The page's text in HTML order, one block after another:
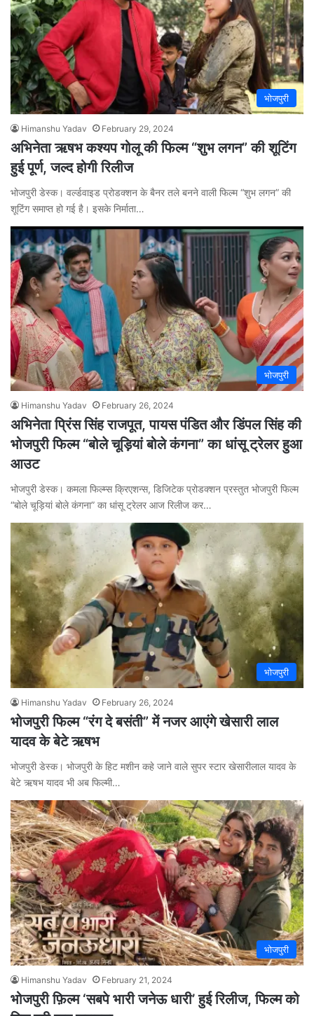
भोजपुरी
Himanshu Yadav February 29, 2024
अभिनेता ऋषभ कश्यप गोलू की फिल्म “शुभ लगन” की शूटिंग
हुई पूर्ण, जल्द होगी रिलीज
भोजपुरी डेस्क। वर्ल्डवाइड प्रोडक्शन के बैनर तले बनने वाली फिल्म “शुभ लगन” की
शूटिंग समाप्त हो गई है। इसके निर्माता…
भोजपुरी
Himanshu Yadav February 26, 2024
अभिनेता प्रिंस सिंह राजपूत, पायस पंडित और डिंपल सिंह की
भोजपुरी फिल्म “बोले चूड़ियां बोले कंगना” का धांसू ट्रेलर हुआ
आउट
भोजपुरी डेस्क। कमला फिल्म्स क्रिएशन्स, डिजिटेक प्रोडक्शन प्रस्तुत भोजपुरी फिल्म
“बोले चूड़ियां बोले कंगना” का धांसू ट्रेलर आज रिलीज कर…
भोजपुरी
Himanshu Yadav February 26, 2024
भोजपुरी फिल्म “रंग दे बसंती” में नजर आएंगे खेसारी लाल
यादव के बेटे ऋषभ
भोजपुरी डेस्क। भोजपुरी के हिट मशीन कहे जाने वाले सुपर स्टार खेसारीलाल यादव के
बेटे ऋषभ यादव भी अब फिल्मी…
भोजपुरी
Himanshu Yadav February 21, 2024
भोजपुरी फ़िल्म ‘सबपे भारी जनेऊ धारी’ हुई रिलीज, फिल्म को